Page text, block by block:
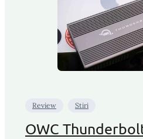
Review Stiri
OWC